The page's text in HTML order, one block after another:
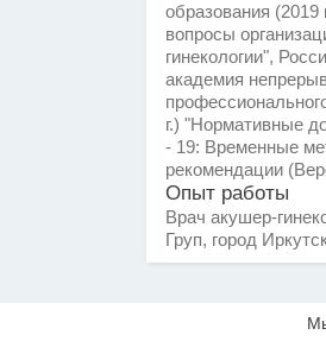
образования (2019
вопросы
гинекологии",
академия
г.) "Нормативные
- 19: Временные
рекомендации
Опыт работы
Врач акушер-
Груп, город